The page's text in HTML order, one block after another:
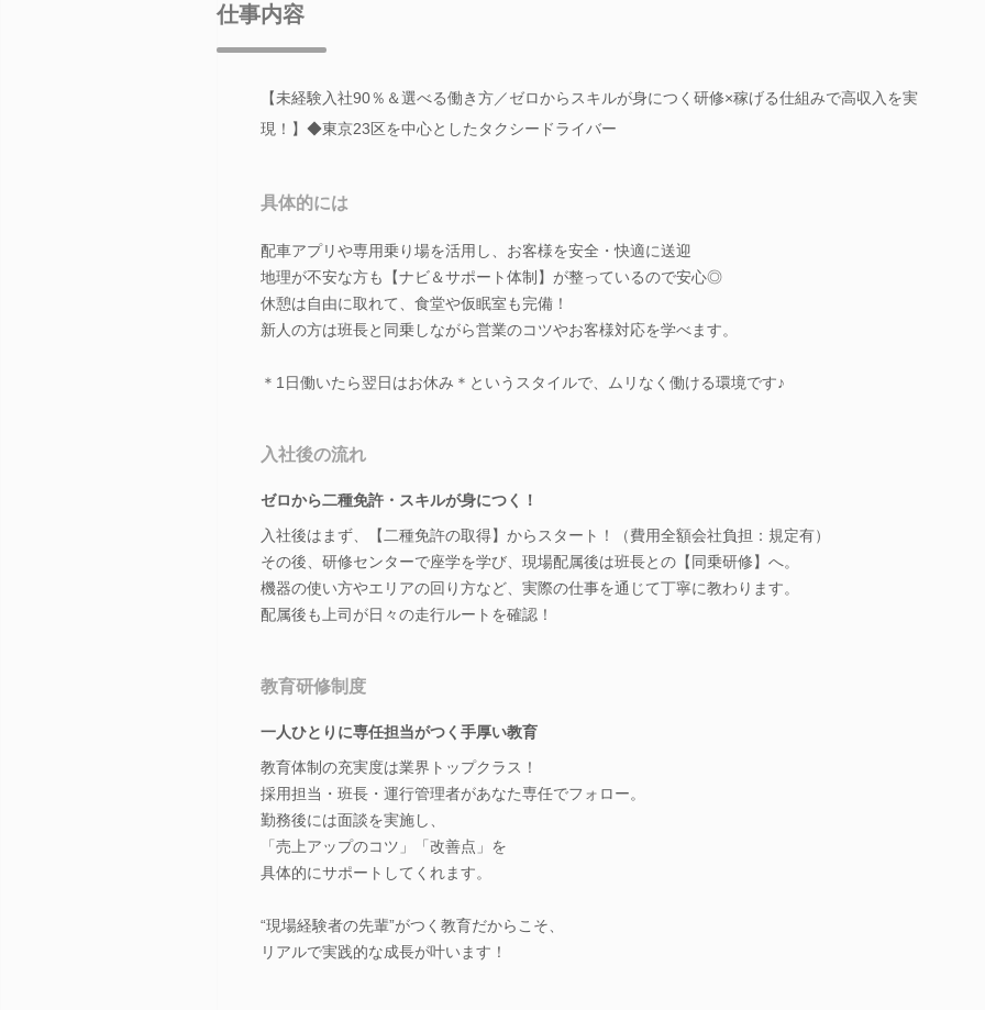
仕事内容
【未経験入社90％＆選べる働き方／ゼロからスキルが身につく研修×稼げる仕組みで高収入を実
現！】◆東京23区を中心としたタクシードライバー
具体的には
配車アプリや専用乗り場を活用し、お客様を安全・快適に送迎
地理が不安な方も【ナビ＆サポート体制】が整っているので安心◎
休憩は自由に取れて、食堂や仮眠室も完備！
新人の方は班長と同乗しながら営業のコツやお客様対応を学べます。
＊1日働いたら翌日はお休み＊というスタイルで、ムリなく働ける環境です♪
入社後の流れ
ゼロから二種免許・スキルが身につく！
入社後はまず、【二種免許の取得】からスタート！（費用全額会社負担：規定有）
その後、研修センターで座学を学び、現場配属後は班長との【同乗研修】へ。
機器の使い方やエリアの回り方など、実際の仕事を通じて丁寧に教わります。
配属後も上司が日々の走行ルートを確認！
教育研修制度
一人ひとりに専任担当がつく手厚い教育
教育体制の充実度は業界トップクラス！
採用担当・班長・運行管理者があなた専任でフォロー。
勤務後には面談を実施し、
「売上アップのコツ」「改善点」を
具体的にサポートしてくれます。
“現場経験者の先輩”がつく教育だからこそ、
リアルで実践的な成長が叶います！